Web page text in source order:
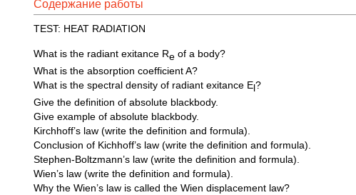
Содержание работы
TEST: HEAT RADIATION
What is the radiant exitance Re of a body?
What is the absorption coefficient A?
What is the spectral density of radiant exitance El?
Give the definition of absolute blackbody.
Give example of absolute blackbody.
Kirchhoff’s law (write the definition and formula).
Conclusion of Kichhoff’s law (write the definition and formula).
Stephen-Boltzmann’s law (write the definition and formula).
Wien’s law (write the definition and formula).
Why the Wien’s law is called the Wien displacement law?